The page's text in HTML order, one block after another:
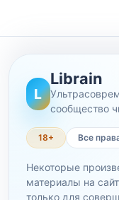
L
Librain
сообщество
18+ Все
Некоторые
материалы на
только для